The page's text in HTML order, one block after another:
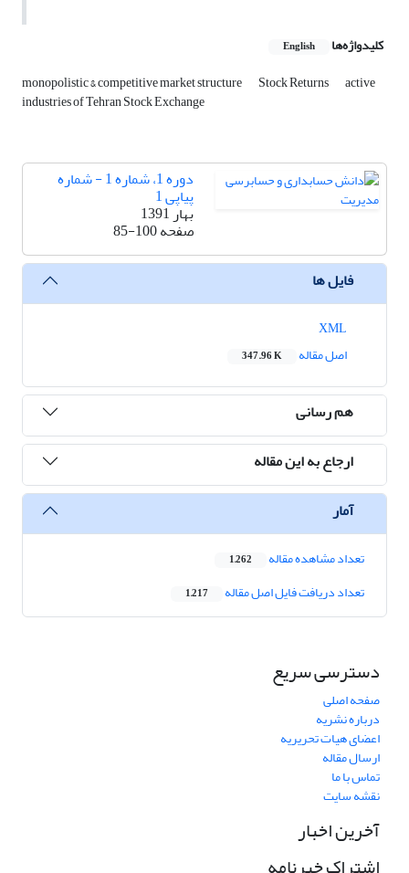
کلیدواژه‌ها English
monopolistic & competitive market structure Stock Returns active
industries of Tehran Stock Exchange
دوره 1، شماره 1 - شماره
پیاپی 1
بهار 1391
صفحه85-100
فایل ها
اصل مقاله
347.96 K
هم رسانی
ارجاع به این مقاله
آمار
تعداد مشاهده مقاله 1,262
تعداد دریافت فایل اصل مقاله 1,217
دسترسی سریع
صفحه اصلی
درباره نشریه
اعضای هیات تحریریه
ارسال مقاله
تماس با ما
نقشه سایت
آخرین اخبار